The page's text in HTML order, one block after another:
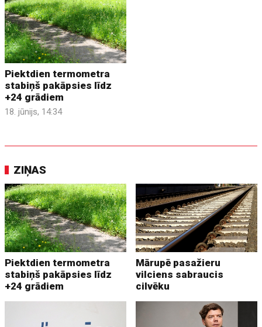
Piektdien termometra
stabiņš pakāpsies līdz
+24 grādiem
18. jūnijs, 14:34
ZIŅAS
Piektdien termometra
stabiņš pakāpsies līdz
+24 grādiem
Mārupē pasažieru
vilciens sabraucis
cilvēku